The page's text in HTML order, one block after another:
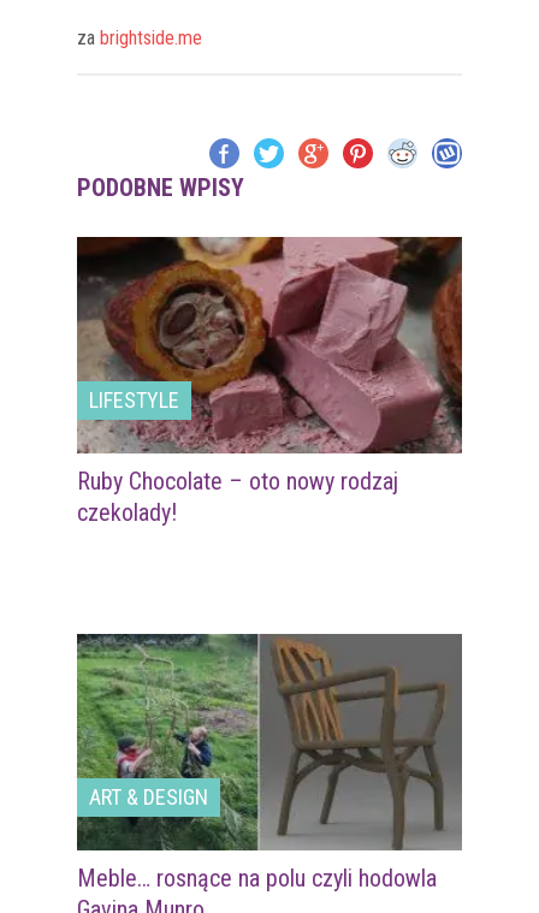
za brightside.me
PODOBNE WPISY
LIFESTYLE
Ruby Chocolate – oto nowy rodzaj
czekolady!
ART & DESIGN
Meble… rosnące na polu czyli hodowla